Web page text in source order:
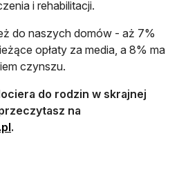
i rehabilitacji.
do naszych domów - aż 7%
opłaty za media, a 8% ma
czynszu.
do rodzin w skrajnej
na
otwiera się w nowej karcie
.